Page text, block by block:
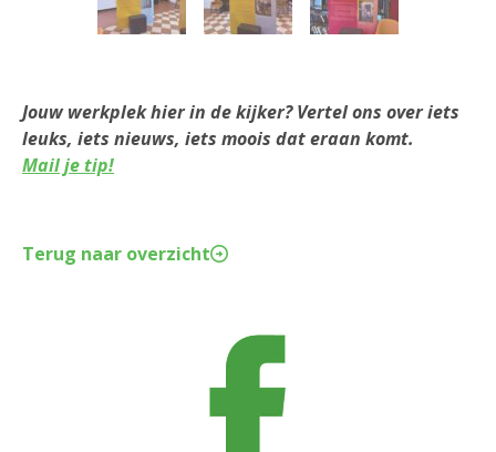
Jouw werkplek hier in de kijker? Vertel ons over iets
leuks, iets nieuws, iets moois dat eraan komt.
Mail je tip!
Terug naar overzicht